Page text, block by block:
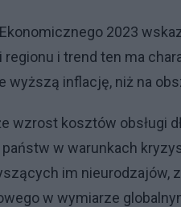
2023
i trend ten ma
wyższą inflację, niż na
wzrost kosztów obsługi
w warunkach
im nieurodzajów,
w wymiarze